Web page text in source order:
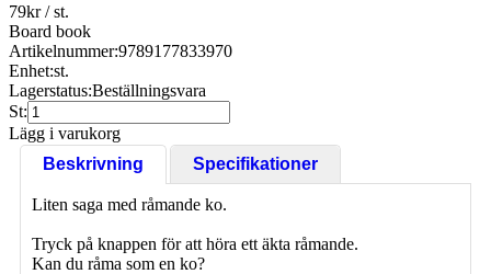
79kr/ st.
Board book
Artikelnummer:9789177833970
Enhet:st.
Lagerstatus:Beställningsvara
St:
Lägg i varukorg
Beskrivning
Specifikationer
Liten saga med råmande ko.
Tryck på knappen för att höra ett äkta råmande.
Kan du råma som en ko?